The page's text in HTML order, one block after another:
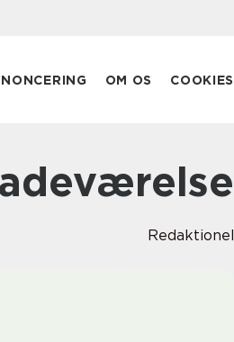
OM OS COOKIES
Redaktionel